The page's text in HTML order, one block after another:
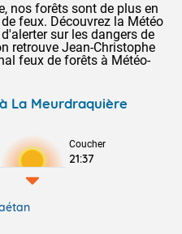
nos forêts sont de plus en
feux. Découvrez la Météo
sur les dangers de
retrouve Jean-Christophe
feux de forêts à Météo-
La Meurdraquière
Coucher
21:37